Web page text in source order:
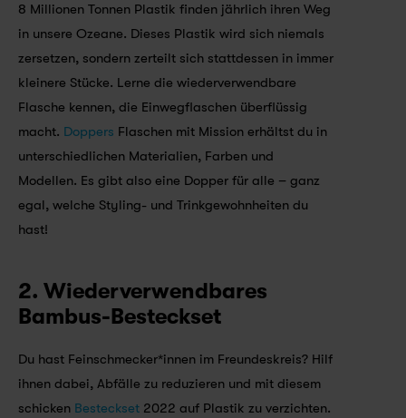
8 Millionen Tonnen Plastik finden jährlich ihren Weg
in unsere Ozeane. Dieses Plastik wird sich niemals
zersetzen, sondern zerteilt sich stattdessen in immer
kleinere Stücke. Lerne die wiederverwendbare
Flasche kennen, die Einwegflaschen überflüssig
macht. Doppers Flaschen mit Mission erhältst du in
unterschiedlichen Materialien, Farben und
Modellen. Es gibt also eine Dopper für alle – ganz
egal, welche Styling- und Trinkgewohnheiten du
hast!
2. Wiederverwendbares
Bambus-Besteckset
Du hast Feinschmecker*innen im Freundeskreis? Hilf
ihnen dabei, Abfälle zu reduzieren und mit diesem
schicken Besteckset 2022 auf Plastik zu verzichten.